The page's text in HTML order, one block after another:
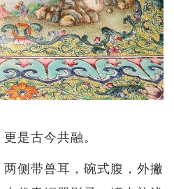
是古今共融。
侧带兽耳，碗式腹，外撇